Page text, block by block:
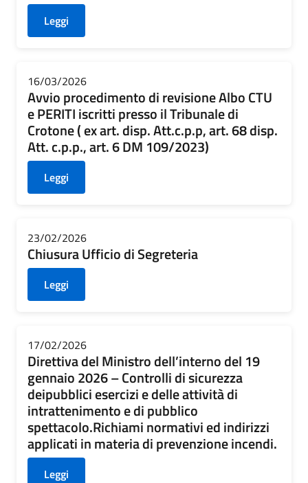
Leggi
16/03/2026
Avvio procedimento di revisione Albo CTU
e PERITI iscritti presso il Tribunale di
Crotone ( ex art. disp. Att.c.p.p, art. 68 disp.
Att. c.p.p., art. 6 DM 109/2023)
Leggi
23/02/2026
Chiusura Ufficio di Segreteria
Leggi
17/02/2026
Direttiva del Ministro dell’interno del 19
gennaio 2026 – Controlli di sicurezza
deipubblici esercizi e delle attività di
intrattenimento e di pubblico
spettacolo.Richiami normativi ed indirizzi
applicati in materia di prevenzione incendi.
Leggi